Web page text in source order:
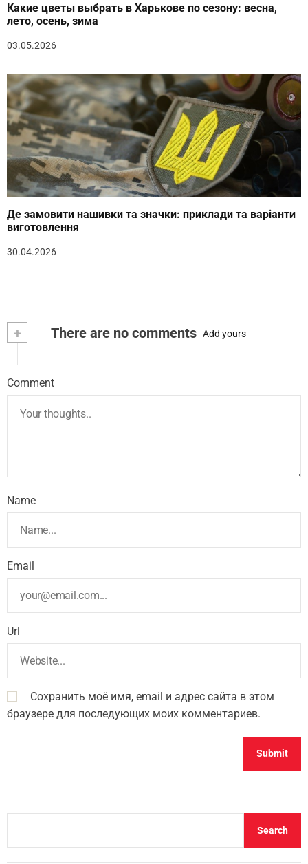
Какие цветы выбрать в Харькове по сезону: весна,
лето, осень, зима
03.05.2026
Де замовити нашивки та значки: приклади та варіанти
виготовлення
30.04.2026
+ There are no comments Add yours
Comment
Name
Email
Url
Сохранить моё имя, email и адрес сайта в этом
браузере для последующих моих комментариев.
Search